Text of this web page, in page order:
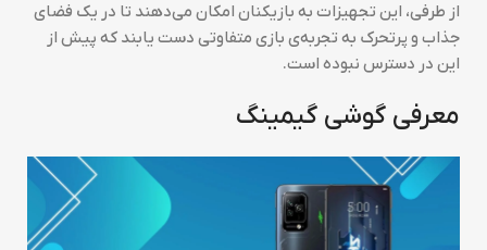
از طرفی، این تجهیزات به بازیکنان امکان می‌دهند تا در یک فضای
جذاب و پرتحرک به تجربه‌ی بازی متفاوتی دست یابند که پیش از
این در دسترس نبوده است.
معرفی گوشی گیمینگ